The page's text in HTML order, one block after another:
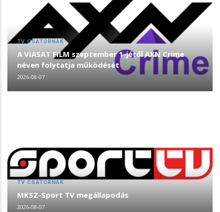
TV CSATORNÁK
A VIASAT FILM szeptember 1-jétől AXN Crime
néven folytatja működését
2026-08-07
TV CSATORNÁK
MKSZ-Sport TV megállapodás
2026-08-07